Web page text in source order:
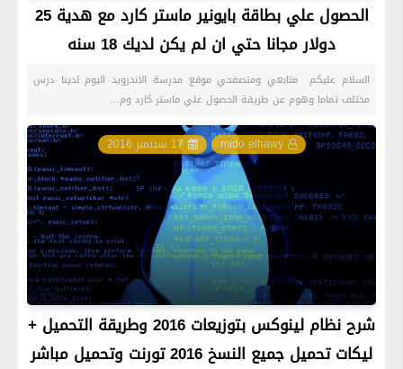
الحصول علي بطاقة بايونير ماستر كارد مع هدية 25
دولار مجانا حتي ان لم يكن لديك 18 سنه
السلام عليكم متابعي ومتصفحي موقع مدرسة الاندرويد اليوم لدينا درس
مختلف تماما وهوم عن طريقة الحصول علي ماستر كارد وم…
mido elhawy 17 سبتمبر 2016
شرح نظام لينوكس بتوزيعات 2016 وطريقة التحميل +
ليكات تحميل جميع النسخ 2016 تورنت وتحميل مباشر